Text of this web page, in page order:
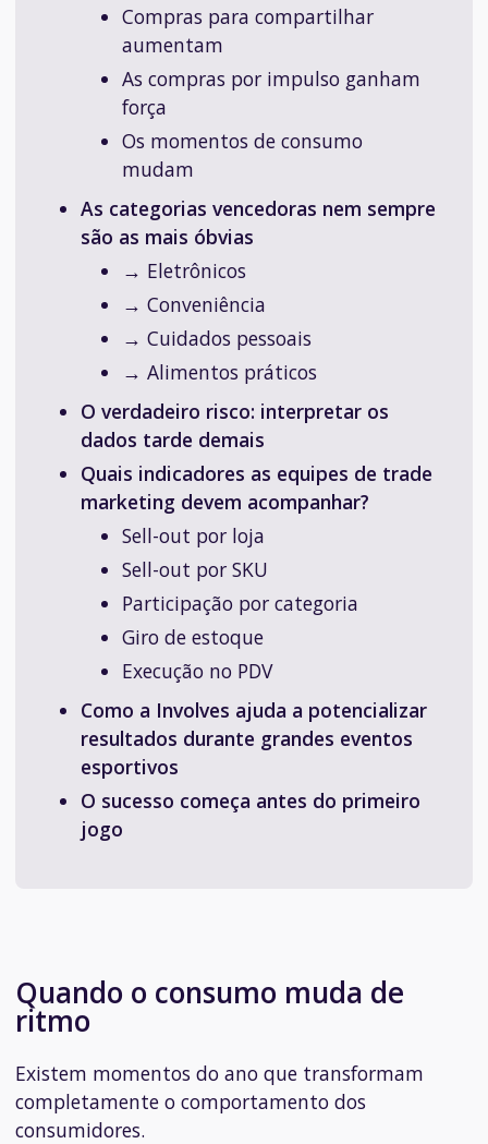
Compras para compartilhar
aumentam
As compras por impulso ganham
força
Os momentos de consumo
mudam
As categorias vencedoras nem sempre
são as mais óbvias
→ Eletrônicos
→ Conveniência
→ Cuidados pessoais
→ Alimentos práticos
O verdadeiro risco: interpretar os
dados tarde demais
Quais indicadores as equipes de trade
marketing devem acompanhar?
Sell-out por loja
Sell-out por SKU
Participação por categoria
Giro de estoque
Execução no PDV
Como a Involves ajuda a potencializar
resultados durante grandes eventos
esportivos
O sucesso começa antes do primeiro
jogo
Quando o consumo muda de
ritmo
Existem momentos do ano que transformam
completamente o comportamento dos
consumidores.